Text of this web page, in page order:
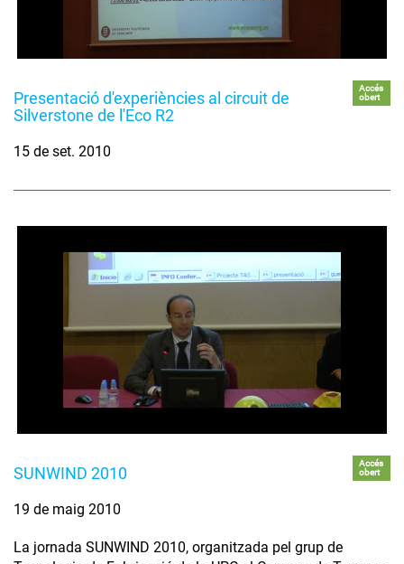
Presentació d'experiències al circuit de
Silverstone de l'Eco R2
Accés
obert
15 de set. 2010
SUNWIND 2010
Accés
obert
19 de maig 2010
La jornada SUNWIND 2010, organitzada pel grup de